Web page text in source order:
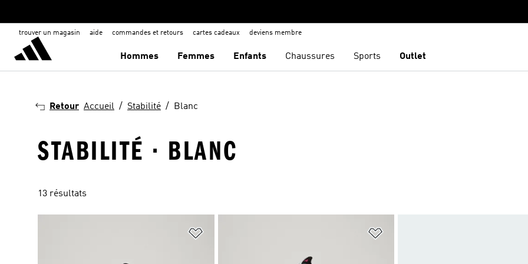
trouver un magasin aide commandes et retours cartes cadeaux deviens membre
Hommes Femmes Enfants Chaussures Sports Outlet
Retour Accueil Stabilité Blanc
STABILITÉ · BLANC
13 résultats